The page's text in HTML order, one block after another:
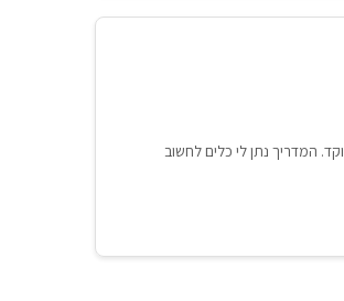
המדריך נתן לי כלים לחשוב